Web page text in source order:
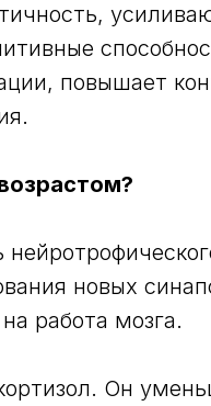
повышает
новых
работа мозга.
Он